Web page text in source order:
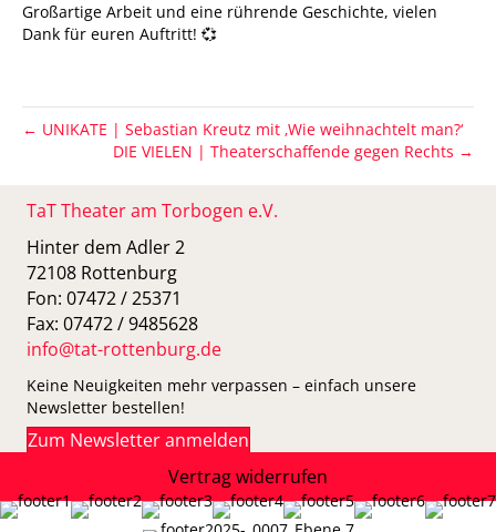
Großartige Arbeit und eine rührende Geschichte, vielen
Dank für euren Auftritt! 💞
← UNIKATE | Sebastian Kreutz mit ‚Wie weihnachtelt man?‘
DIE VIELEN | Theaterschaffende gegen Rechts →
TaT Theater am Torbogen e.V.
Hinter dem Adler 2
72108 Rottenburg
Fon: 07472 / 25371
Fax: 07472 / 9485628
info@tat-rottenburg.de
Keine Neuigkeiten mehr verpassen – einfach unsere
Newsletter bestellen!
Zum Newsletter anmelden
Vertrag widerrufen